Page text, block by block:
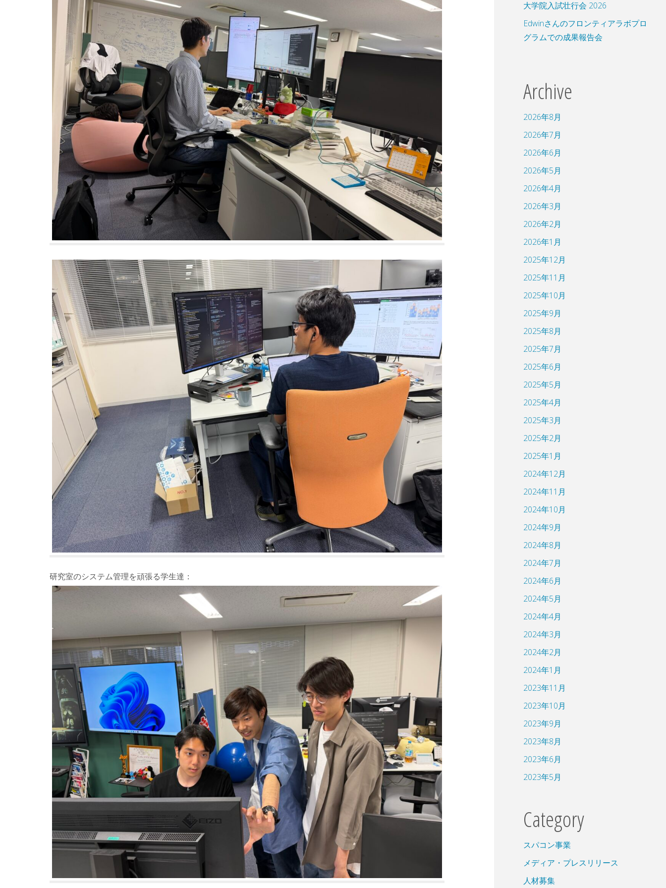
研究室のシステム管理を頑張る学生達：
大学院入試壮行会 2026
Edwinさんのフロンティアラボプロ
グラムでの成果報告会
Archive
2026年8月
2026年7月
2026年6月
2026年5月
2026年4月
2026年3月
2026年2月
2026年1月
2025年12月
2025年11月
2025年10月
2025年9月
2025年8月
2025年7月
2025年6月
2025年5月
2025年4月
2025年3月
2025年2月
2025年1月
2024年12月
2024年11月
2024年10月
2024年9月
2024年8月
2024年7月
2024年6月
2024年5月
2024年4月
2024年3月
2024年2月
2024年1月
2023年11月
2023年10月
2023年9月
2023年8月
2023年6月
2023年5月
Category
スパコン事業
メディア・プレスリリース
人材募集